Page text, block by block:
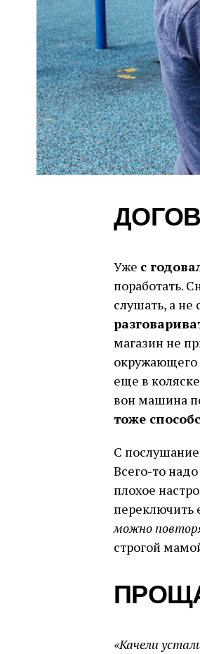
Уже с
поработать.
слушать, а не
магазин не
окружающего
еще в
вон машина
тоже
С
Всего-то
плохое
переключить
можно
строгой
«Качели